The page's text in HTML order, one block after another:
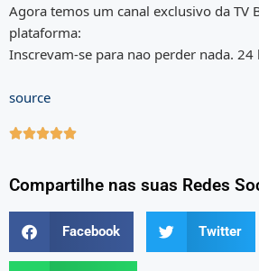
Agora temos um canal exclusivo da TV
plataforma:
Inscrevam-se para nao perder nada. 24
source

Compartilhe nas suas Redes
Facebook Twitter